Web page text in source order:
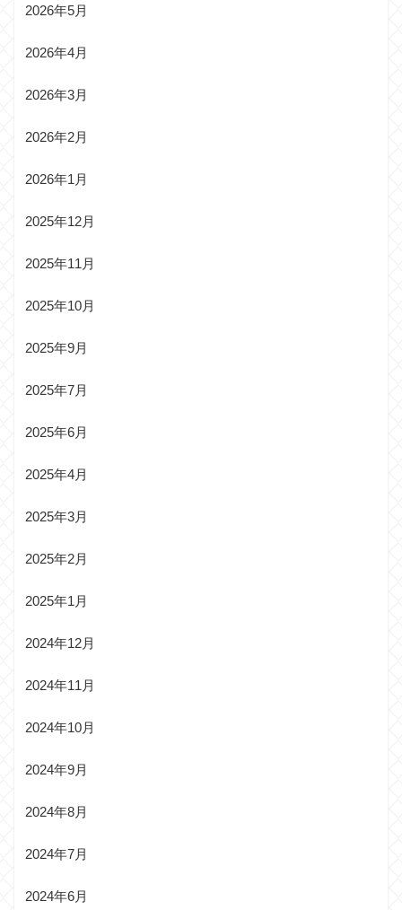
2026年5月
2026年4月
2026年3月
2026年2月
2026年1月
2025年12月
2025年11月
2025年10月
2025年9月
2025年7月
2025年6月
2025年4月
2025年3月
2025年2月
2025年1月
2024年12月
2024年11月
2024年10月
2024年9月
2024年8月
2024年7月
2024年6月